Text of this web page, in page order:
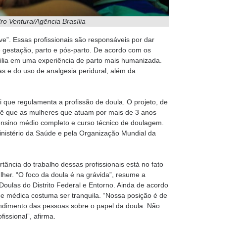
Ventura/Agência Brasília
Essas profissionais são responsáveis por dar
parto e pós-parto. De acordo com os
em uma experiência de parto mais humanizada.
e do uso de analgesia peridural, além da
regulamenta a profissão de doula. O projeto, de
que as mulheres que atuam por mais de 3 anos
médio completo e curso técnico de doulagem.
da Saúde e pela Organização Mundial da
do trabalho dessas profissionais está no fato
“O foco da doula é na grávida”, resume a
do Distrito Federal e Entorno. Ainda de acordo
médica costuma ser tranquila. “Nossa posição é de
das pessoas sobre o papel da doula. Não
afirma.